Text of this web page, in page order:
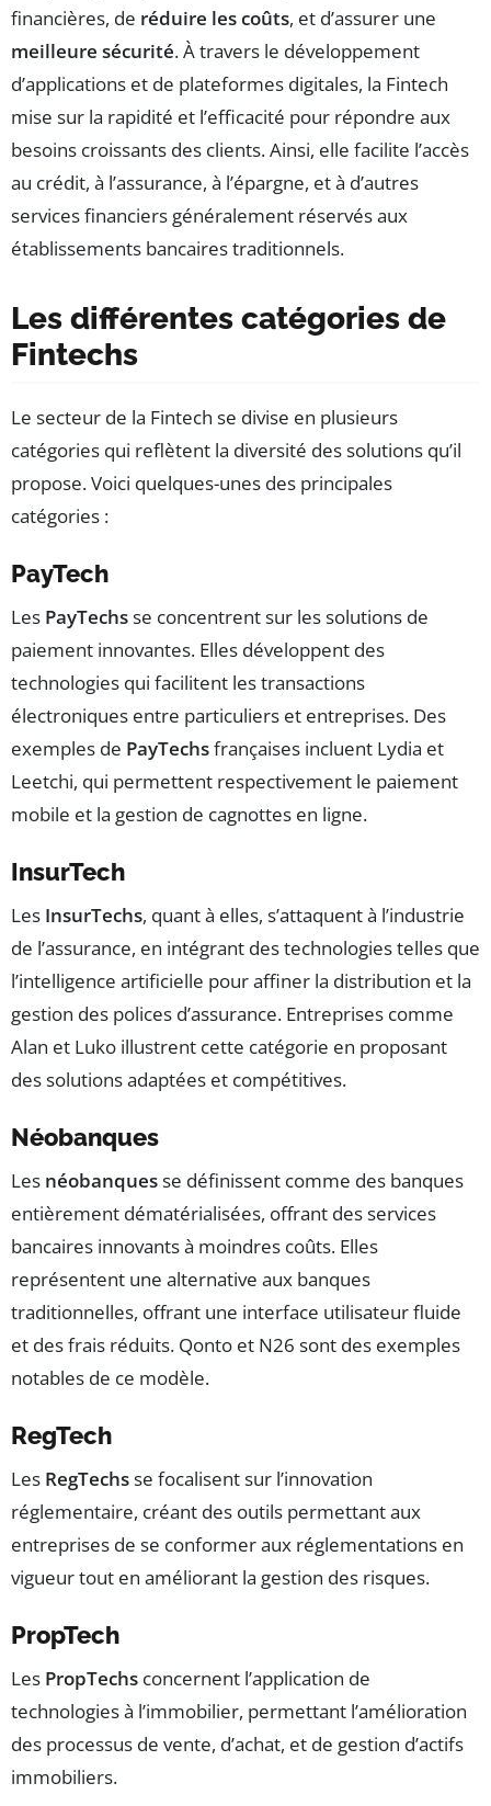
financières, de réduire les coûts, et d’assurer une
meilleure sécurité. À travers le développement
d’applications et de plateformes digitales, la Fintech
mise sur la rapidité et l’efficacité pour répondre aux
besoins croissants des clients. Ainsi, elle facilite l’accès
au crédit, à l’assurance, à l’épargne, et à d’autres
services financiers généralement réservés aux
établissements bancaires traditionnels.
Les différentes catégories de
Fintechs
Le secteur de la Fintech se divise en plusieurs
catégories qui reflètent la diversité des solutions qu’il
propose. Voici quelques-unes des principales
catégories :
PayTech
Les PayTechsse concentrent sur les solutions de
paiement innovantes. Elles développent des
technologies qui facilitent les transactions
électroniques entre particuliers et entreprises. Des
exemples de PayTechsfrançaises incluent Lydia et
Leetchi, qui permettent respectivement le paiement
mobile et la gestion de cagnottes en ligne.
InsurTech
Les InsurTechs, quant à elles, s’attaquent à l’industrie
de l’assurance, en intégrant des technologies telles que
l’intelligence artificielle pour affiner la distribution et la
gestion des polices d’assurance. Entreprises comme
Alan et Luko illustrent cette catégorie en proposant
des solutions adaptées et compétitives.
Néobanques
Les néobanquesse définissent comme des banques
entièrement dématérialisées, offrant des services
bancaires innovants à moindres coûts. Elles
représentent une alternative aux banques
traditionnelles, offrant une interface utilisateur fluide
et des frais réduits. Qonto et N26 sont des exemples
notables de ce modèle.
RegTech
Les RegTechsse focalisent sur l’innovation
réglementaire, créant des outils permettant aux
entreprises de se conformer aux réglementations en
vigueur tout en améliorant la gestion des risques.
PropTech
Les PropTechs concernent l’application de
technologies à l’immobilier, permettant l’amélioration
des processus de vente, d’achat, et de gestion d’actifs
immobiliers.